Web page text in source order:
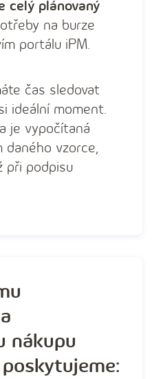
celý plánovaný
na burze
portálu iPM.
čas sledovat
ideální moment.
je vypočítaná
daného vzorce,
při podpisu
nákupu